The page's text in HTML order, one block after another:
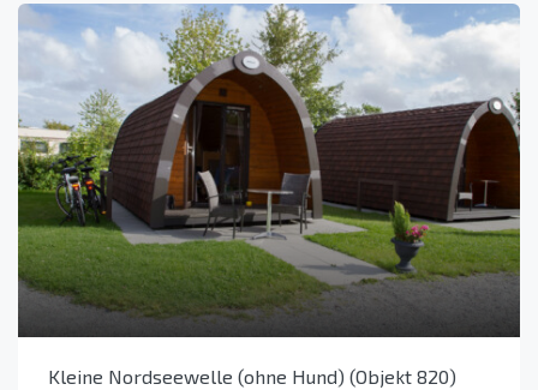
Kleine Nordseewelle (ohne Hund) (Objekt 820)